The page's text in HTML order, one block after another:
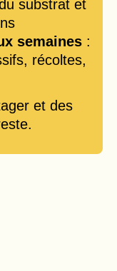
substrat et
semaines :
récoltes,
et des